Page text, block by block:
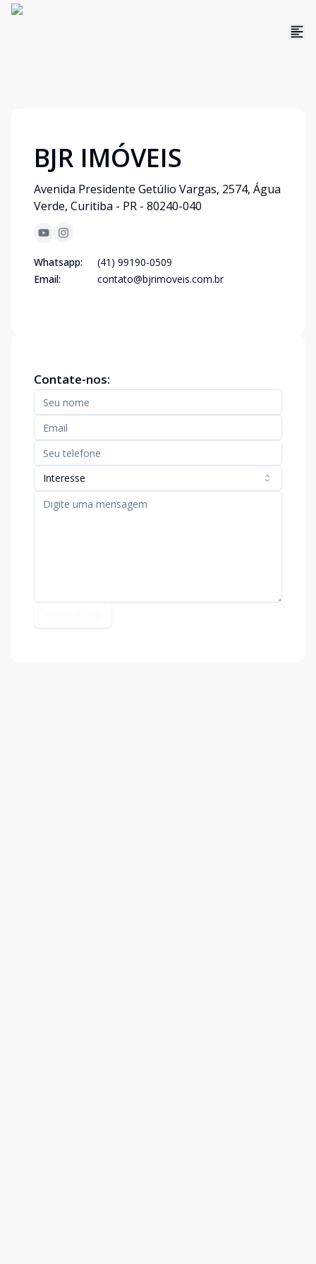
BJR IMÓVEIS
Avenida Presidente Getúlio Vargas, 2574, Água
Verde, Curitiba - PR - 80240-040
Whatsapp:
(41) 99190-0509
Email:
contato@bjrimoveis.com.br
Contate-nos:
Interesse